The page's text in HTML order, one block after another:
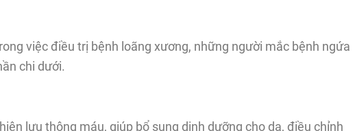
việc điều trị bệnh loãng xương, những người mắc bệnh ngứa
chi dưới.
lưu thông máu, giúp bổ sung dinh dưỡng cho da, điều chỉnh